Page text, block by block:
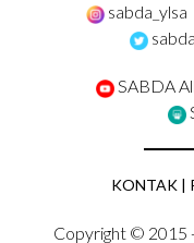
sabda_ylsa
SABDA
KONTAK |
Copyright © 2015